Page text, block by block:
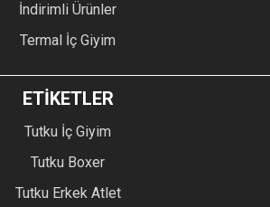
İndirimli Ürünler
Termal İç Giyim
ETİKETLER
Tutku İç Giyim
Tutku Boxer
Tutku Erkek Atlet